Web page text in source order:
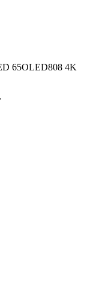
65OLED808 4K